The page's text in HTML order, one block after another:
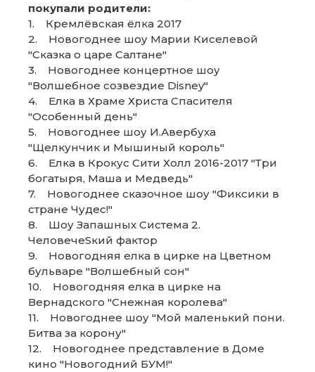
покупали родители:
1. Кремлёвская ёлка 2017
2. Новогоднее шоу Марии Киселевой
"Сказка о царе Салтане"
3. Новогоднее концертное шоу
"Волшебное созвездие Disney"
4. Елка в Храме Христа Спасителя
"Особенный день"
5. Новогоднее шоу И.Авербуха
"Щелкунчик и Мышиный король"
6. Елка в Крокус Сити Холл 2016-2017 "Три
богатыря, Маша и Медведь"
7. Новогоднее сказочное шоу "Фиксики в
стране Чудес!"
8. Шоу Запашных Система 2.
ЧеловечеSкий фактор
9. Новогодняя елка в цирке на Цветном
бульваре "Волшебный сон"
10. Новогодняя елка в цирке на
Вернадского "Снежная королева"
11. Новогоднее шоу "Мой маленький пони.
Битва за корону"
12. Новогоднее представление в Доме
кино "Новогодний БУМ!"